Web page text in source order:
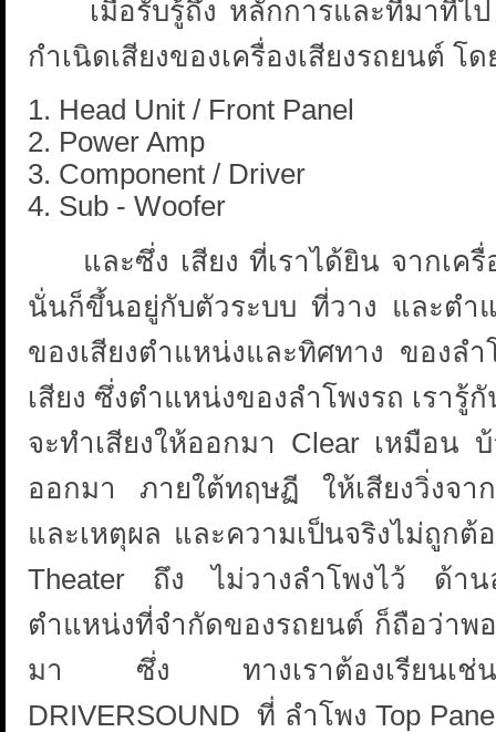
เมื่อรับรู้ถึง หลักการและที่มาที่
กำเนิดเสียงของเครื่องเสียงรถยนต์ โ
1. Head Unit / Front Panel
2. Power Amp
3. Component / Driver
4. Sub - Woofer
และซึ่ง เสียง ที่เราได้ยิน จากเครื่อ
นั่นก็ขึ้นอยู่กับตัวระบบ ที่วาง และต
ของเสียงตำแหน่งและทิศทาง ของ
เสียง ซึ่งตำแหน่งของลำโพงรถ เรา
จะทำเสียงให้ออกมา Clear เหมือน
ออกมา ภายใต้ทฤษฏี ให้เสียงวิ่งจา
และเหตุผล และความเป็นจริงไม่ถูกต้
Theater ถึง ไม่วางลำโพงไว้ ด้า
ตำแหน่งที่จำกัดของรถยนต์ ก็ถือว่าพ
มา ซึ่ง ทางเราต้องเรียนเช่น
DRIVERSOUND ที่ ลำโพง Top